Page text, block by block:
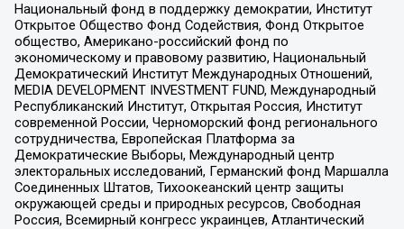
Национальный фонд в поддержку демократии, Институт
Открытое Общество Фонд Содействия, Фонд Открытое
общество, Американо-российский фонд по
экономическому и правовому развитию, Национальный
Демократический Институт Международных Отношений,
MEDIA DEVELOPMENT INVESTMENT FUND, Международный
Республиканский Институт, Открытая Россия, Институт
современной России, Черноморский фонд регионального
сотрудничества, Европейская Платформа за
Демократические Выборы, Международный центр
электоральных исследований, Германский фонд Маршалла
Соединенных Штатов, Тихоокеанский центр защиты
окружающей среды и природных ресурсов, Свободная
Россия, Всемирный конгресс украинцев, Атлантический